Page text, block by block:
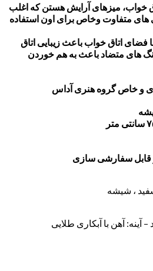
خواب، میزهای آرایش هستن که اغلب
های متفاوت وخاص برای اون استفاده
اتاق خواب باعث زیبایی اتاق
های متضاد باعث به هم خوردن
و خاص گروه هنری آداس
قابل سفارشی سازی
، شیشه
آهن با آبکاری طلایی